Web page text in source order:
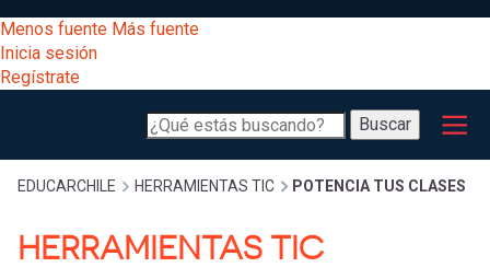
al
contenido
principal
[Educarchile
Escritorio]
Menú
Menos fuente Más fuente
Inicia sesión
Regístrate
Buscar
Buscar
Menú
principal
Desarrollo
Expand
Gestión
curricular
Expand
Sobrescribir
EDUCARCHILE HERRAMIENTAS TIC POTENCIA TUS CLASES
HERRAMIENTAS TIC